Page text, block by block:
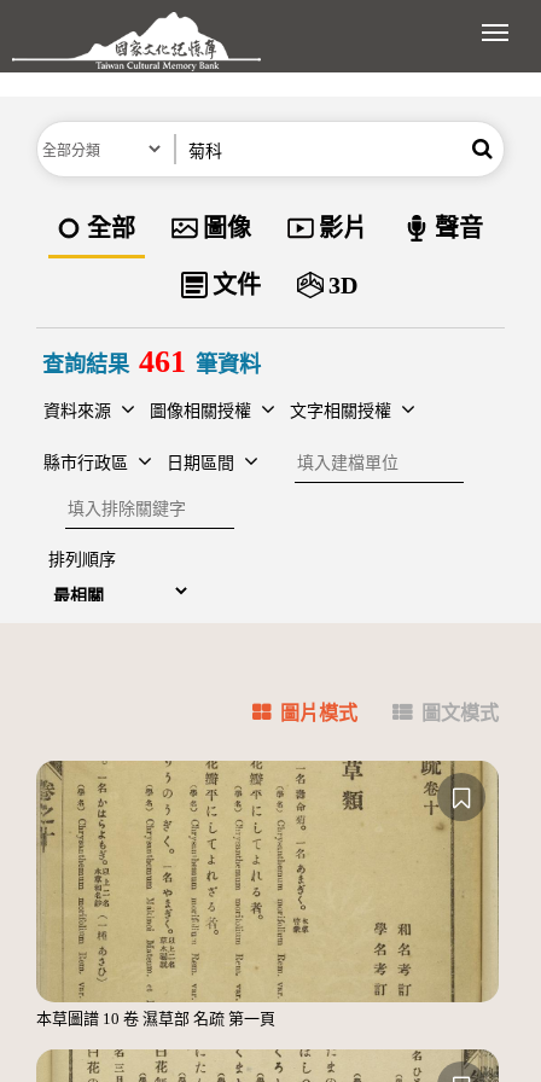
跳到主要內容區塊
展
分類 搜尋
資料類型
全部 圖像 影片 聲音
文件 3D
查詢結果 461 筆資料
資料來源 圖像相關授權 文字相關授權
縣市行政區 日期區間
建檔單位
排除關鍵字
排列順序
圖片模式 圖文模式
本草圖譜 10 卷 濕草部 名疏 第一頁